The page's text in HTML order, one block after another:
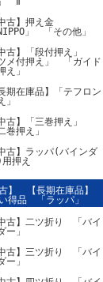
中古】押え金
NIPPO」 「その他」
中古】「段付押え」
ツメ付押え」 「ガイド
え」
長期在庫品】「テフロン
」
中古】「三巻押え」
巻押え」
中古】ラッパ(バインダ
押え
古】 【長期在庫品】
得品 「ラッパ」
中古】二ツ折り 「バイ
ー」
中古】三ツ折り 「バイ
ー」